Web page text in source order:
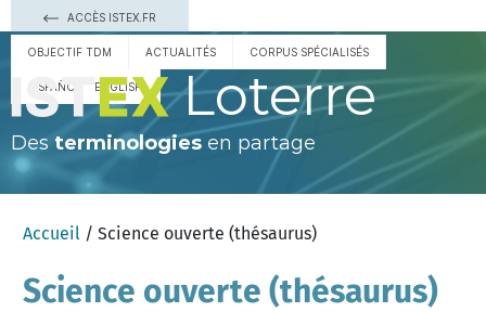
ACCÈS ISTEX.FR
OBJECTIF TDM ACTUALITÉS CORPUS SPÉCIALISÉS
ESPAÑOL ENGLISH Loterre
Des terminologies en partage
Accueil / Science ouverte (thésaurus)
Science ouverte (thésaurus)